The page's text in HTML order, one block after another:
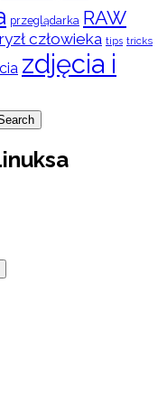
przeglądarka RAW
człowieka tips tricks
zdjęcia i